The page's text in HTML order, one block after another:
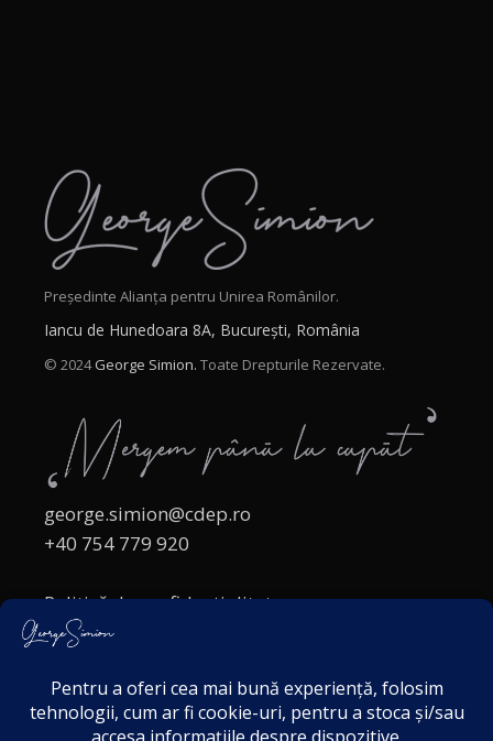
Președinte Alianța pentru Unirea Românilor.
Iancu de Hunedoara 8A, București, România
© 2024George Simion. Toate Drepturile Rezervate.
george.simion@cdep.ro
+40 754 779 920
Politică de confidențialitate
Politica cookies
Acordul de markting
Disclaimer